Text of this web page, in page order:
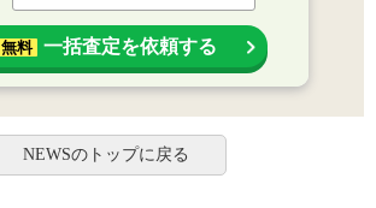
無料 一括査定を依頼する
NEWSのトップに戻る